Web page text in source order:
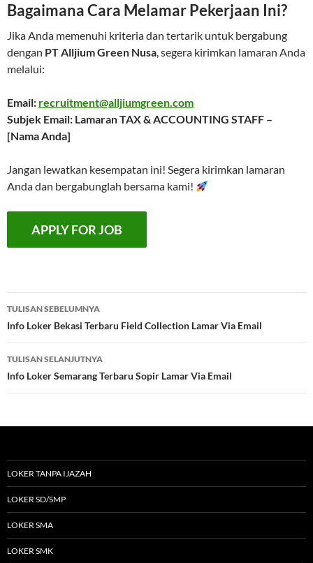
Bagaimana Cara Melamar Pekerjaan Ini?
Jika Anda memenuhi kriteria dan tertarik untuk bergabung
dengan PT Alljium Green Nusa, segera kirimkan lamaran Anda
melalui:
Email: recruitment@alljiumgreen.com
Subjek Email: Lamaran TAX & ACCOUNTING STAFF –
[Nama Anda]
Jangan lewatkan kesempatan ini! Segera kirimkan lamaran
Anda dan bergabunglah bersama kami!
Navigasi
Tulisan
TULISAN SEBELUMNYA
Info Loker Bekasi Terbaru Field Collection Lamar Via Email
TULISAN SELANJUTNYA
Info Loker Semarang Terbaru Sopir Lamar Via Email
LOKER TANPA IJAZAH
LOKER SD/SMP
LOKER SMA
LOKER SMK